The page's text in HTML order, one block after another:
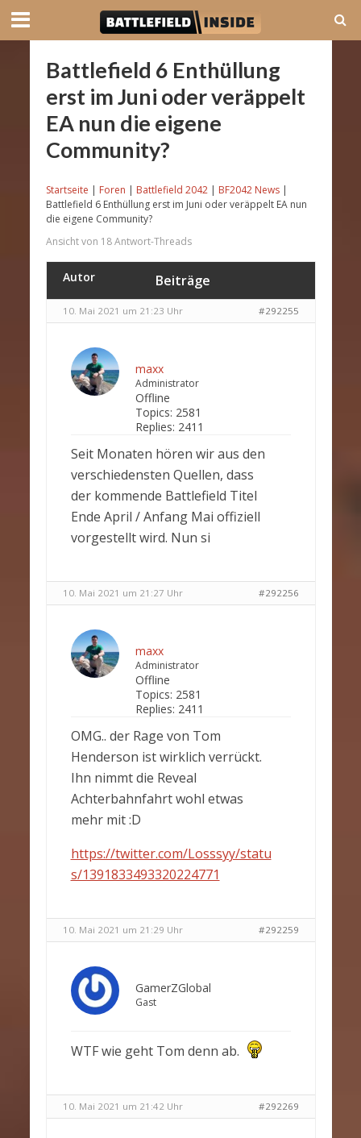
Battlefield 6 Enthüllung
erst im Juni oder veräppelt
EA nun die eigene
Community?
Startseite | Foren | Battlefield 2042 | BF2042 News |
Battlefield 6 Enthüllung erst im Juni oder veräppelt EA nun
die eigene Community?
Ansicht von 18 Antwort-Threads
Autor Beiträge
10. Mai 2021 um 21:23 Uhr #292255
maxx
Administrator
Offline
Topics: 2581
Replies: 2411
Seit Monaten hören wir aus den
verschiedensten Quellen, dass
der kommende Battlefield Titel
Ende April / Anfang Mai offiziell
vorgestellt wird. Nun si
10. Mai 2021 um 21:27 Uhr #292256
maxx
Administrator
Offline
Topics: 2581
Replies: 2411
OMG.. der Rage von Tom
Henderson ist wirklich verrückt.
Ihn nimmt die Reveal
Achterbahnfahrt wohl etwas
mehr mit :D
https://twitter.com/Losssyy/statu
s/1391833493320224771
10. Mai 2021 um 21:29 Uhr #292259
GamerZGlobal
Gast
WTF wie geht Tom denn ab.
10. Mai 2021 um 21:42 Uhr #292269